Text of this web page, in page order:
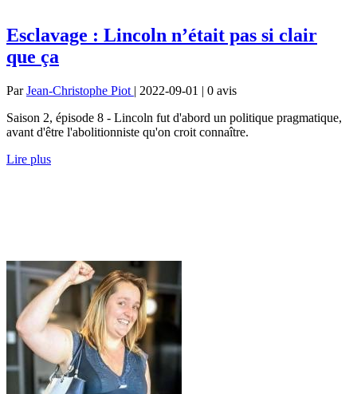
Esclavage : Lincoln n’était pas si clair
que ça
ParJean-Christophe Piot | 2022-09-01 | 0 avis
Saison 2, épisode 8 - Lincoln fut d'abord un politique pragmatique,
avant d'être l'abolitionniste qu'on croit connaître.
Lire plus